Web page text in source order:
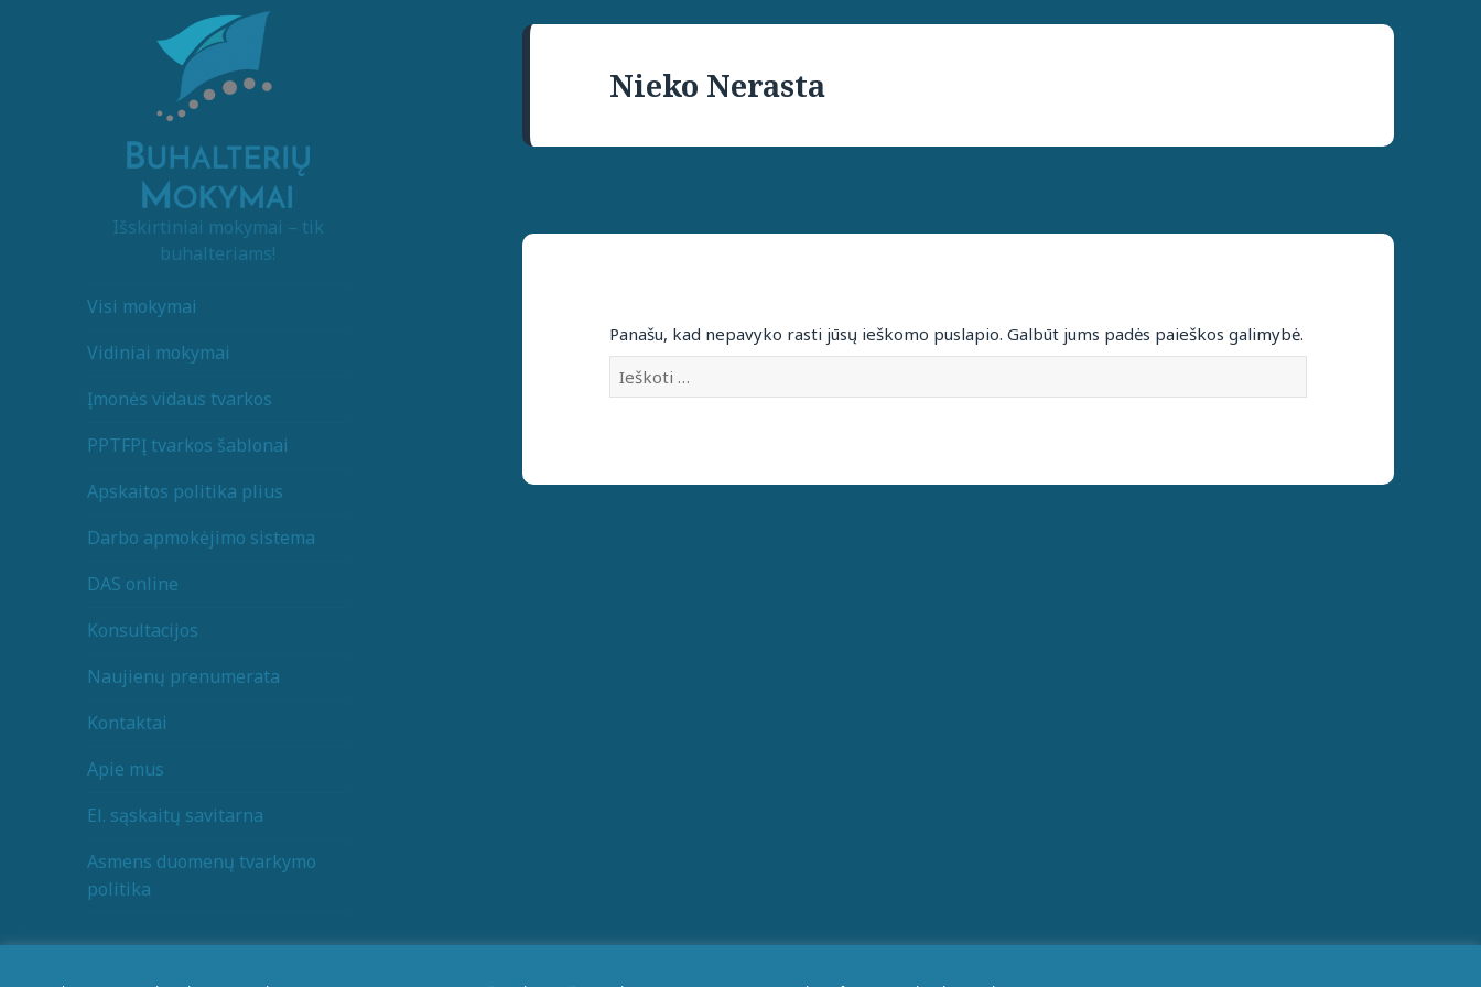
Išskirtiniai mokymai – tik
buhalteriams!
Visi mokymai
Vidiniai mokymai
Įmonės vidaus tvarkos
PPTFPĮ tvarkos šablonai
Apskaitos politika plius
Darbo apmokėjimo sistema
DAS online
Konsultacijos
Naujienų prenumerata
Kontaktai
Apie mus
El. sąskaitų savitarna
Asmens duomenų tvarkymo
politika
Nieko Nerasta
Panašu, kad nepavyko rasti jūsų ieškomo puslapio. Galbūt jums padės paieškos galimybė.
Ieškoti: